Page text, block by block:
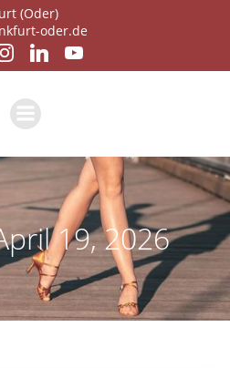
Zum
Inhalt
springen
(Oder)
oder.de
19, 2026